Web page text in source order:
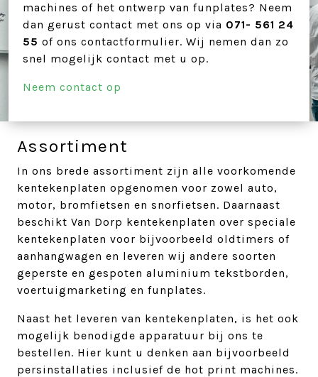
machines of het ontwerp van funplates? Neem
dan gerust contact met ons op via 071- 561 24
55 of ons contactformulier. Wij nemen dan zo
snel mogelijk contact met u op.
Neem contact op
Assortiment
In ons brede assortiment zijn alle voorkomende
kentekenplaten opgenomen voor zowel auto,
motor, bromfietsen en snorfietsen. Daarnaast
beschikt Van Dorp kentekenplaten over speciale
kentekenplaten voor bijvoorbeeld oldtimers of
aanhangwagen en leveren wij andere soorten
geperste en gespoten aluminium tekstborden,
voertuigmarketing en funplates.
Naast het leveren van kentekenplaten, is het ook
mogelijk benodigde apparatuur bij ons te
bestellen. Hier kunt u denken aan bijvoorbeeld
persinstallaties inclusief de hot print machines.